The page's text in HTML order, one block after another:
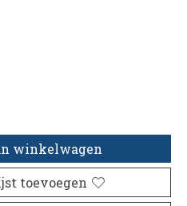
is
winkelwagen
toevoegen